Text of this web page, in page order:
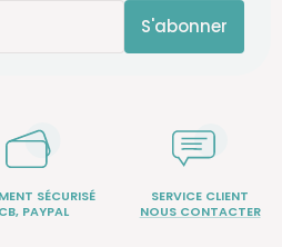
S'abonner
SÉCURISÉ
CB, PAYPAL
SERVICE CLIENT
NOUS CONTACTER